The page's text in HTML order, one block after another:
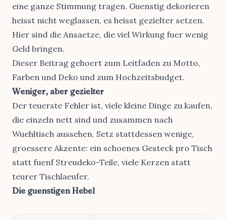
eine ganze Stimmung tragen. Guenstig dekorieren
heisst nicht weglassen, es heisst gezielter setzen.
Hier sind die Ansaetze, die viel Wirkung fuer wenig
Geld bringen.
Dieser Beitrag gehoert zum Leitfaden zu Motto,
Farben und Deko und zum Hochzeitsbudget.
Weniger, aber gezielter
Der teuerste Fehler ist, viele kleine Dinge zu kaufen,
die einzeln nett sind und zusammen nach
Wuehltisch aussehen. Setz stattdessen wenige,
groessere Akzente: ein schoenes Gesteck pro Tisch
statt fuenf Streudeko-Teile, viele Kerzen statt
teurer Tischlaeufer.
Die guenstigen Hebel